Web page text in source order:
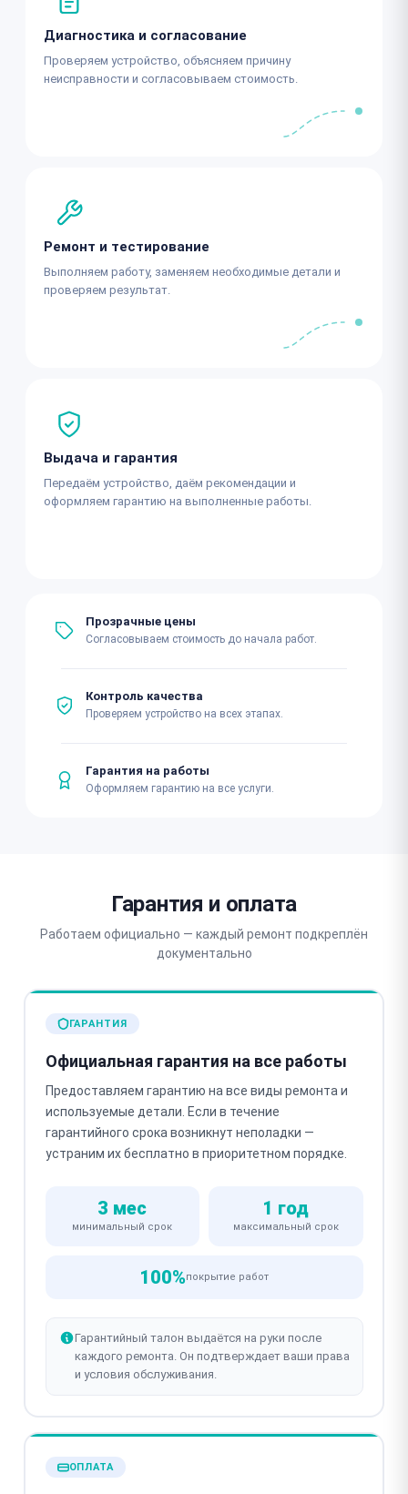
Диагностика и согласование
Проверяем устройство, объясняем причину
неисправности и согласовываем стоимость.
Ремонт и тестирование
Выполняем работу, заменяем необходимые детали и
проверяем результат.
Выдача и гарантия
Передаём устройство, даём рекомендации и
оформляем гарантию на выполненные работы.
Прозрачные цены
Согласовываем стоимость до начала работ.
Контроль качества
Проверяем устройство на всех этапах.
Гарантия на работы
Оформляем гарантию на все услуги.
Гарантия и оплата
Работаем официально — каждый ремонт подкреплён
документально
ГАРАНТИЯ
Официальная гарантия на все работы
Предоставляем гарантию на все виды ремонта и
используемые детали. Если в течение
гарантийного срока возникнут неполадки —
устраним их бесплатно в приоритетном порядке.
3 мес
минимальный срок
1 год
максимальный срок
100%покрытие работ
Гарантийный талон выдаётся на руки после
каждого ремонта. Он подтверждает ваши права
и условия обслуживания.
ОПЛАТА